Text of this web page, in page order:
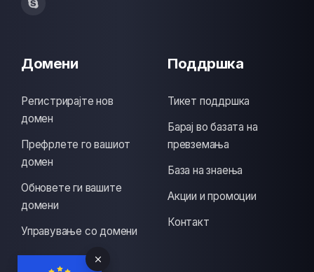
Домени
Регистрирајте нов
домен
Префрлете го вашиот
домен
Обновете ги вашите
домени
Управување со домени
Поддршка
Тикет поддршка
Барај во базата на
превземања
База на знаења
Акции и промоции
Контакт